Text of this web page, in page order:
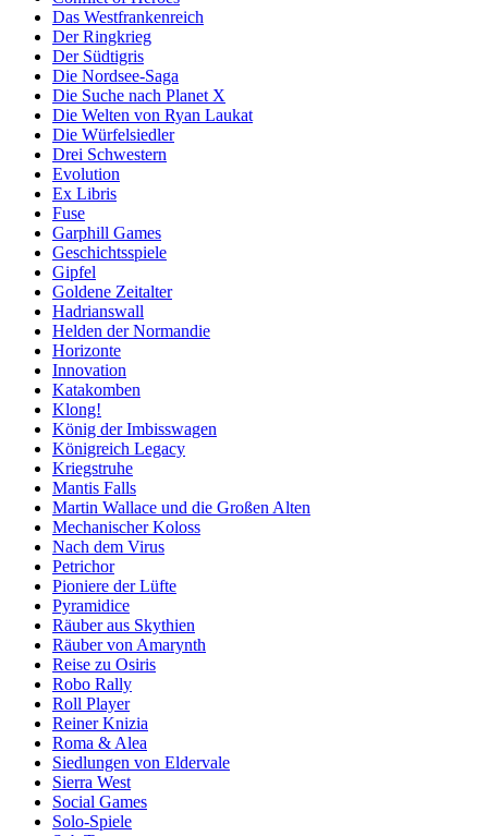
Das Westfrankenreich
Der Ringkrieg
Der Südtigris
Die Nordsee-Saga
Die Suche nach Planet X
Die Welten von Ryan Laukat
Die Würfelsiedler
Drei Schwestern
Evolution
Ex Libris
Fuse
Garphill Games
Geschichtsspiele
Gipfel
Goldene Zeitalter
Hadrianswall
Helden der Normandie
Horizonte
Innovation
Katakomben
Klong!
König der Imbisswagen
Königreich Legacy
Kriegstruhe
Mantis Falls
Martin Wallace und die Großen Alten
Mechanischer Koloss
Nach dem Virus
Petrichor
Pioniere der Lüfte
Pyramidice
Räuber aus Skythien
Räuber von Amarynth
Reise zu Osiris
Robo Rally
Roll Player
Reiner Knizia
Roma & Alea
Siedlungen von Eldervale
Sierra West
Social Games
Solo-Spiele